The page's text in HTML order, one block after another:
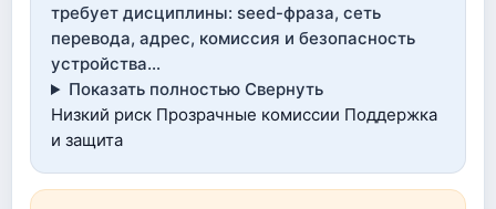
требует дисциплины: seed-фраза, сеть
перевода, адрес, комиссия и безопасность
устройства…
Показать полностью Свернуть
Низкий риск Прозрачные комиссии Поддержка
и защита